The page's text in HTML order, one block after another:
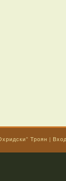
Троян |